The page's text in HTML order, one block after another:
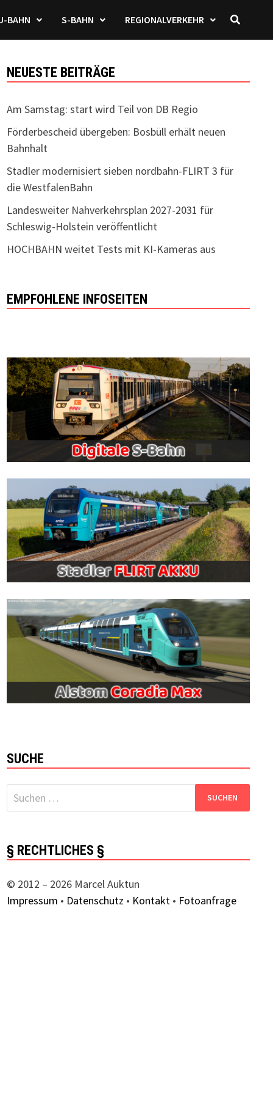
BAHN S-BAHN REGIONALVERKEHR
NEUESTE BEITRÄGE
Am Samstag: start wird Teil von DB Regio
Förderbescheid übergeben: Bosbüll erhält neuen
Bahnhalt
Stadler modernisiert sieben nordbahn-FLIRT 3 für
die WestfalenBahn
Landesweiter Nahverkehrsplan 2027-2031 für
Schleswig-Holstein veröffentlicht
HOCHBAHN weitet Tests mit KI-Kameras aus
EMPFOHLENE INFOSEITEN
SUCHE
Suchen
nach:
§ RECHTLICHES §
© 2012 – 2026 Marcel Auktun
Impressum • Datenschutz • Kontakt • Fotoanfrage